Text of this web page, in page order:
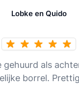
Lobke en Quido
gehuurd als
borrel.